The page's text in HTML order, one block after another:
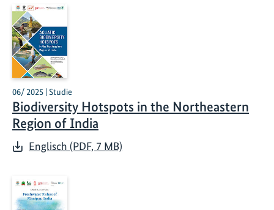
06/ 2025 | Studie
Biodiversity Hotspots in the Northeastern
Region of India
Englisch (PDF, 7 MB)